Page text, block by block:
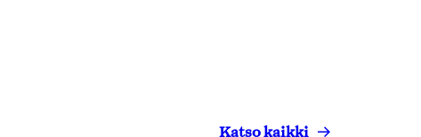
Katso kaikki